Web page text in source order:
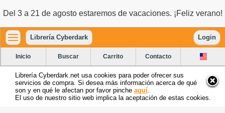
Del 3 a 21 de agosto estaremos de vacaciones. ¡Feliz verano!
Librería Cyberdark Login
Inicio Buscar Carrito Contacto
Librería Cyberdark.net usa cookies para poder ofrecer sus
servicios de compra. Si desea más información acerca de qué
son y en qué le afectan por favor pinche aquí
El uso de nuestro sitio web implica la aceptación de estas cookies.